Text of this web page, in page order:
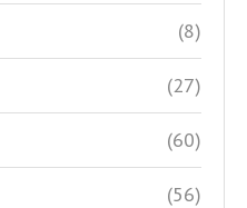
(8)
(27)
(60)
(56)